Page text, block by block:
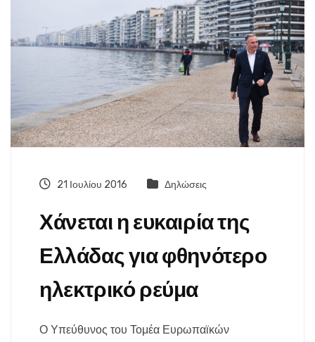
21 Ιουλίου 2016 Δηλώσεις
Χάνεται η ευκαιρία της
Ελλάδας για φθηνότερο
ηλεκτρικό ρεύμα
Ο Υπεύθυνος του Τομέα Ευρωπαϊκών